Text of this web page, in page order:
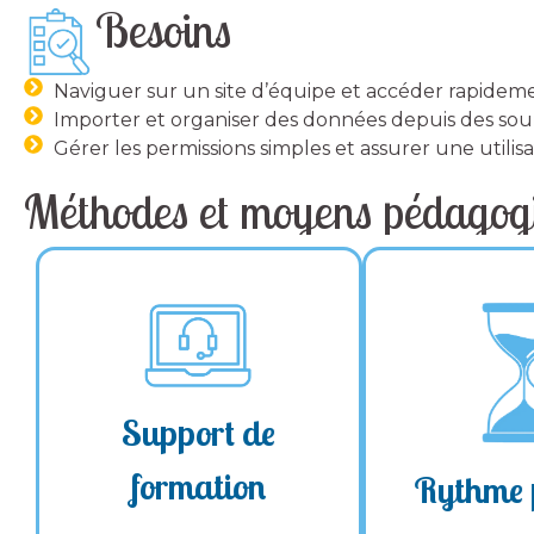
Besoins
Naviguer sur un site d’équipe et accéder
Importer et organiser des données depuis des
Gérer les permissions simples et assurer une
Méthodes et moyens
Support de
formation
Une formation sur-
un audit avant le
démarrage pour personnaliser
du formateur
➔ Supports
personnalisés
besoins et
objectifs
de votre formation. Rythme
Fréquence
Séance
Durée
présentiel
➔